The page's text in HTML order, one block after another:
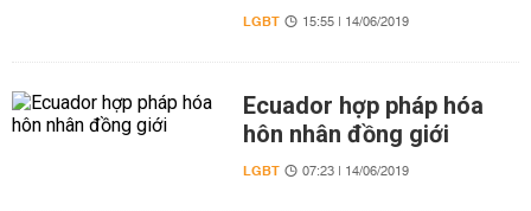
LGBT 15:55 | 14/06/2019
Ecuador hợp pháp hóa
hôn nhân đồng giới
LGBT 07:23 | 14/06/2019